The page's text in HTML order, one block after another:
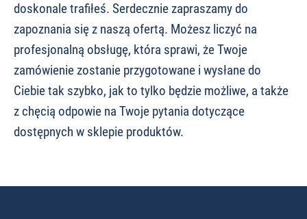
doskonale trafiłeś. Serdecznie zapraszamy do
zapoznania się z naszą ofertą. Możesz liczyć na
profesjonalną obsługę, która sprawi, że Twoje
zamówienie zostanie przygotowane i wysłane do
Ciebie tak szybko, jak to tylko będzie możliwe, a także
z chęcią odpowie na Twoje pytania dotyczące
dostępnych w sklepie produktów.